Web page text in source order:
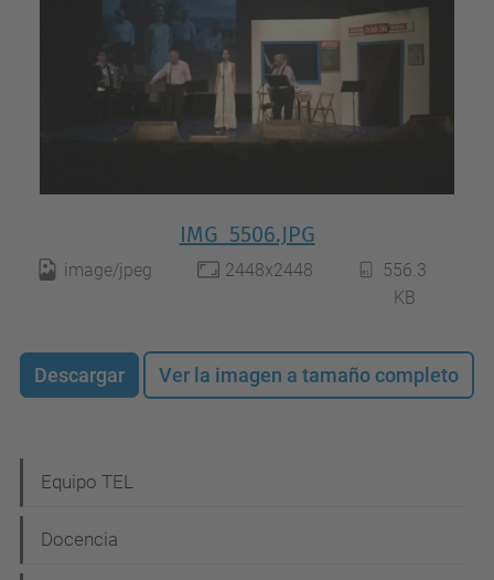
IMG_5506.JPG
image/jpeg 2448x2448
556.3
KB
Descargar Ver la imagen a tamaño completo
a
v
Equipo TEL
Docencia